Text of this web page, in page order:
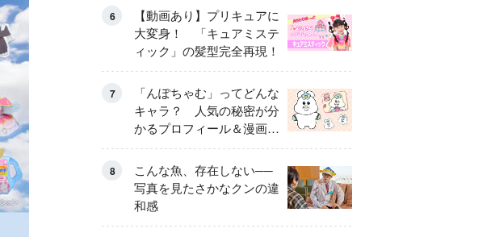
6
【動画あり】プリキュアに
大変身！ 「キュアミステ
ィック」の髪型完全再現！
7
「んぽちゃむ」ってどんな
キャラ？ 人気の秘密が分
かるプロフィール＆漫画ま
とめ
8
こんな魚、存在しない──
写真を見たさかなクンの違
和感